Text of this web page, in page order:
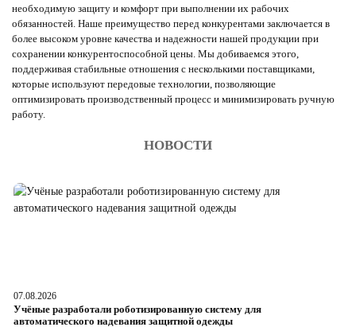
необходимую защиту и комфорт при выполнении их рабочих
обязанностей. Наше преимущество перед конкурентами заключается в
более высоком уровне качества и надежности нашей продукции при
сохранении конкурентоспособной цены. Мы добиваемся этого,
поддерживая стабильные отношения с несколькими поставщиками,
которые используют передовые технологии, позволяющие
оптимизировать производственный процесс и минимизировать ручную
работу.
НОВОСТИ
07.08.2026
Учёные разработали роботизированную систему для
автоматического надевания защитной одежды